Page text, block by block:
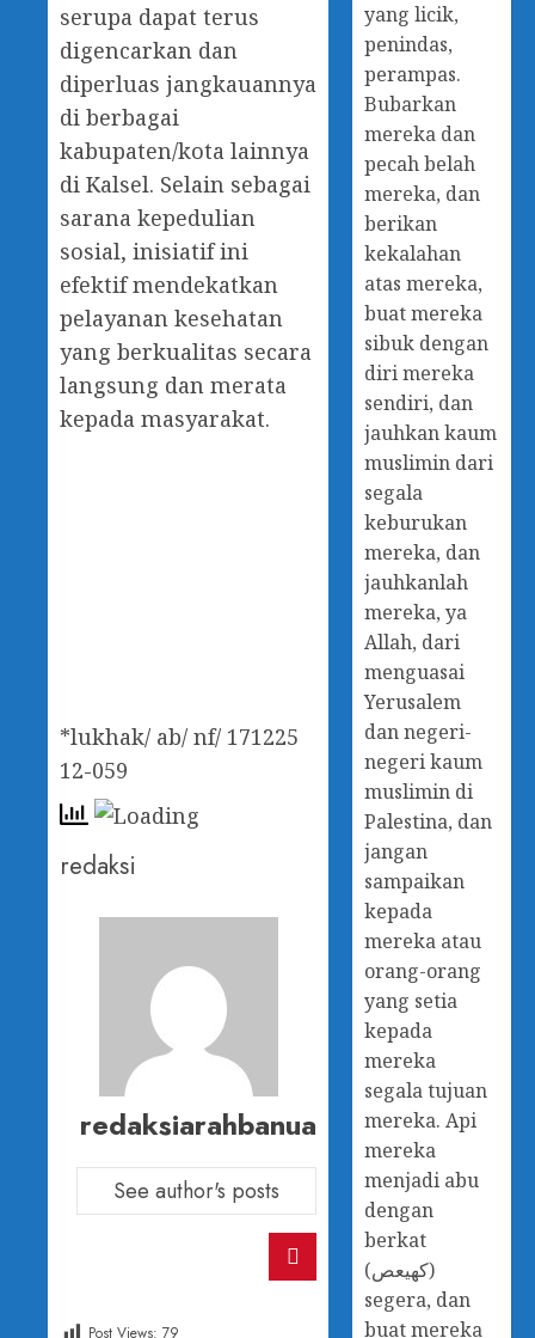
serupa dapat terus
digencarkan dan
diperluas jangkauannya
di berbagai
kabupaten/kota lainnya
di Kalsel. Selain sebagai
sarana kepedulian
sosial, inisiatif ini
efektif mendekatkan
pelayanan kesehatan
yang berkualitas secara
langsung dan merata
kepada masyarakat.
*lukhak/ ab/ nf/ 171225
12-059
redaksi
redaksiarahbanua
See author's posts
Post Views: 79
yang licik,
penindas,
perampas.
Bubarkan
mereka dan
pecah belah
mereka, dan
berikan
kekalahan
atas mereka,
buat mereka
sibuk dengan
diri mereka
sendiri, dan
jauhkan kaum
muslimin dari
segala
keburukan
mereka, dan
jauhkanlah
mereka, ya
Allah, dari
menguasai
Yerusalem
dan negeri-
negeri kaum
muslimin di
Palestina, dan
jangan
sampaikan
kepada
mereka atau
orang-orang
yang setia
kepada
mereka
segala tujuan
mereka. Api
mereka
menjadi abu
dengan
berkat
(كهيعص)
segera, dan
buat mereka